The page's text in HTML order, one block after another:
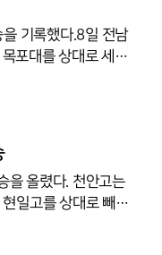
기록했다.8일 전남
포대를 상대로 세트
률 높은 강연타를
했다. 마지막 3세트
남대부 A조 경기에
을 올렸다. 천안고는
일고를 상대로 빼어
세트를 25-18로 따